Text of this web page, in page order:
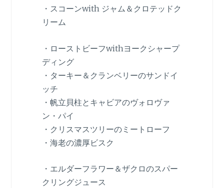
・スコーンwith ジャム＆クロテッドク
リーム
・ローストビーフwithヨークシャープ
ディング
・ターキー＆クランベリーのサンドイ
ッチ
・帆立貝柱とキャビアのヴォロヴァ
ン・パイ
・クリスマスツリーのミートローフ
・海老の濃厚ビスク
・エルダーフラワー＆ザクロのスパー
クリングジュース